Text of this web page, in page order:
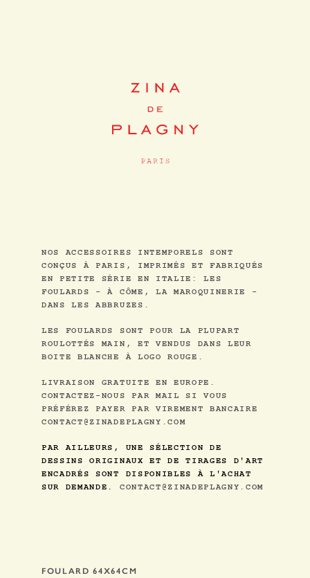
NOS ACCESSOIRES INTEMPORELS SONT
CONÇUS À PARIS, IMPRIMÉS ET FABRIQUÉS
EN PETITE SÉRIE EN ITALIE: LES
FOULARDS - À CÔME, LA MAROQUINERIE -
DANS LES ABBRUZES.
LES FOULARDS SONT POUR LA PLUPART
ROULOTTÉS MAIN, ET VENDUS DANS LEUR
BOITE BLANCHE À LOGO ROUGE.
LIVRAISON GRATUITE EN EUROPE.
CONTACTEZ-NOUS PAR MAIL SI VOUS
PRÉFÉREZ PAYER PAR VIREMENT BANCAIRE
CONTACT@ZINADEPLAGNY.COM
PAR AILLEURS, UNE SÉLECTION DE
DESSINS ORIGINAUX ET DE TIRAGES D'ART
ENCADRÉS SONT DISPONIBLES À L'ACHAT
SUR DEMANDE. CONTACT@ZINADEPLAGNY.COM
FOULARD 64X64CM